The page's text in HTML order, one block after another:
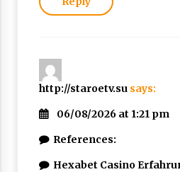
http://staroetv.su says:
06/08/2026 at 1:21 pm
References:
Hexabet Casino